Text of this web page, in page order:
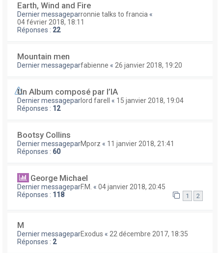
Earth, Wind and Fire
Dernier messageparronnie talks to francia «
04 février 2018, 18:11
Réponses : 22
Mountain men
Dernier messageparfabienne « 26 janvier 2018, 19:20
Un Album composé par l’IA
Dernier messageparlord farell « 15 janvier 2018, 19:04
Réponses : 12
Bootsy Collins
Dernier messageparMporz « 11 janvier 2018, 21:41
Réponses : 60
George Michael
Dernier messageparF.M. « 04 janvier 2018, 20:45
Réponses : 118 1 2
M
Dernier messageparExodus « 22 décembre 2017, 18:35
Réponses : 2